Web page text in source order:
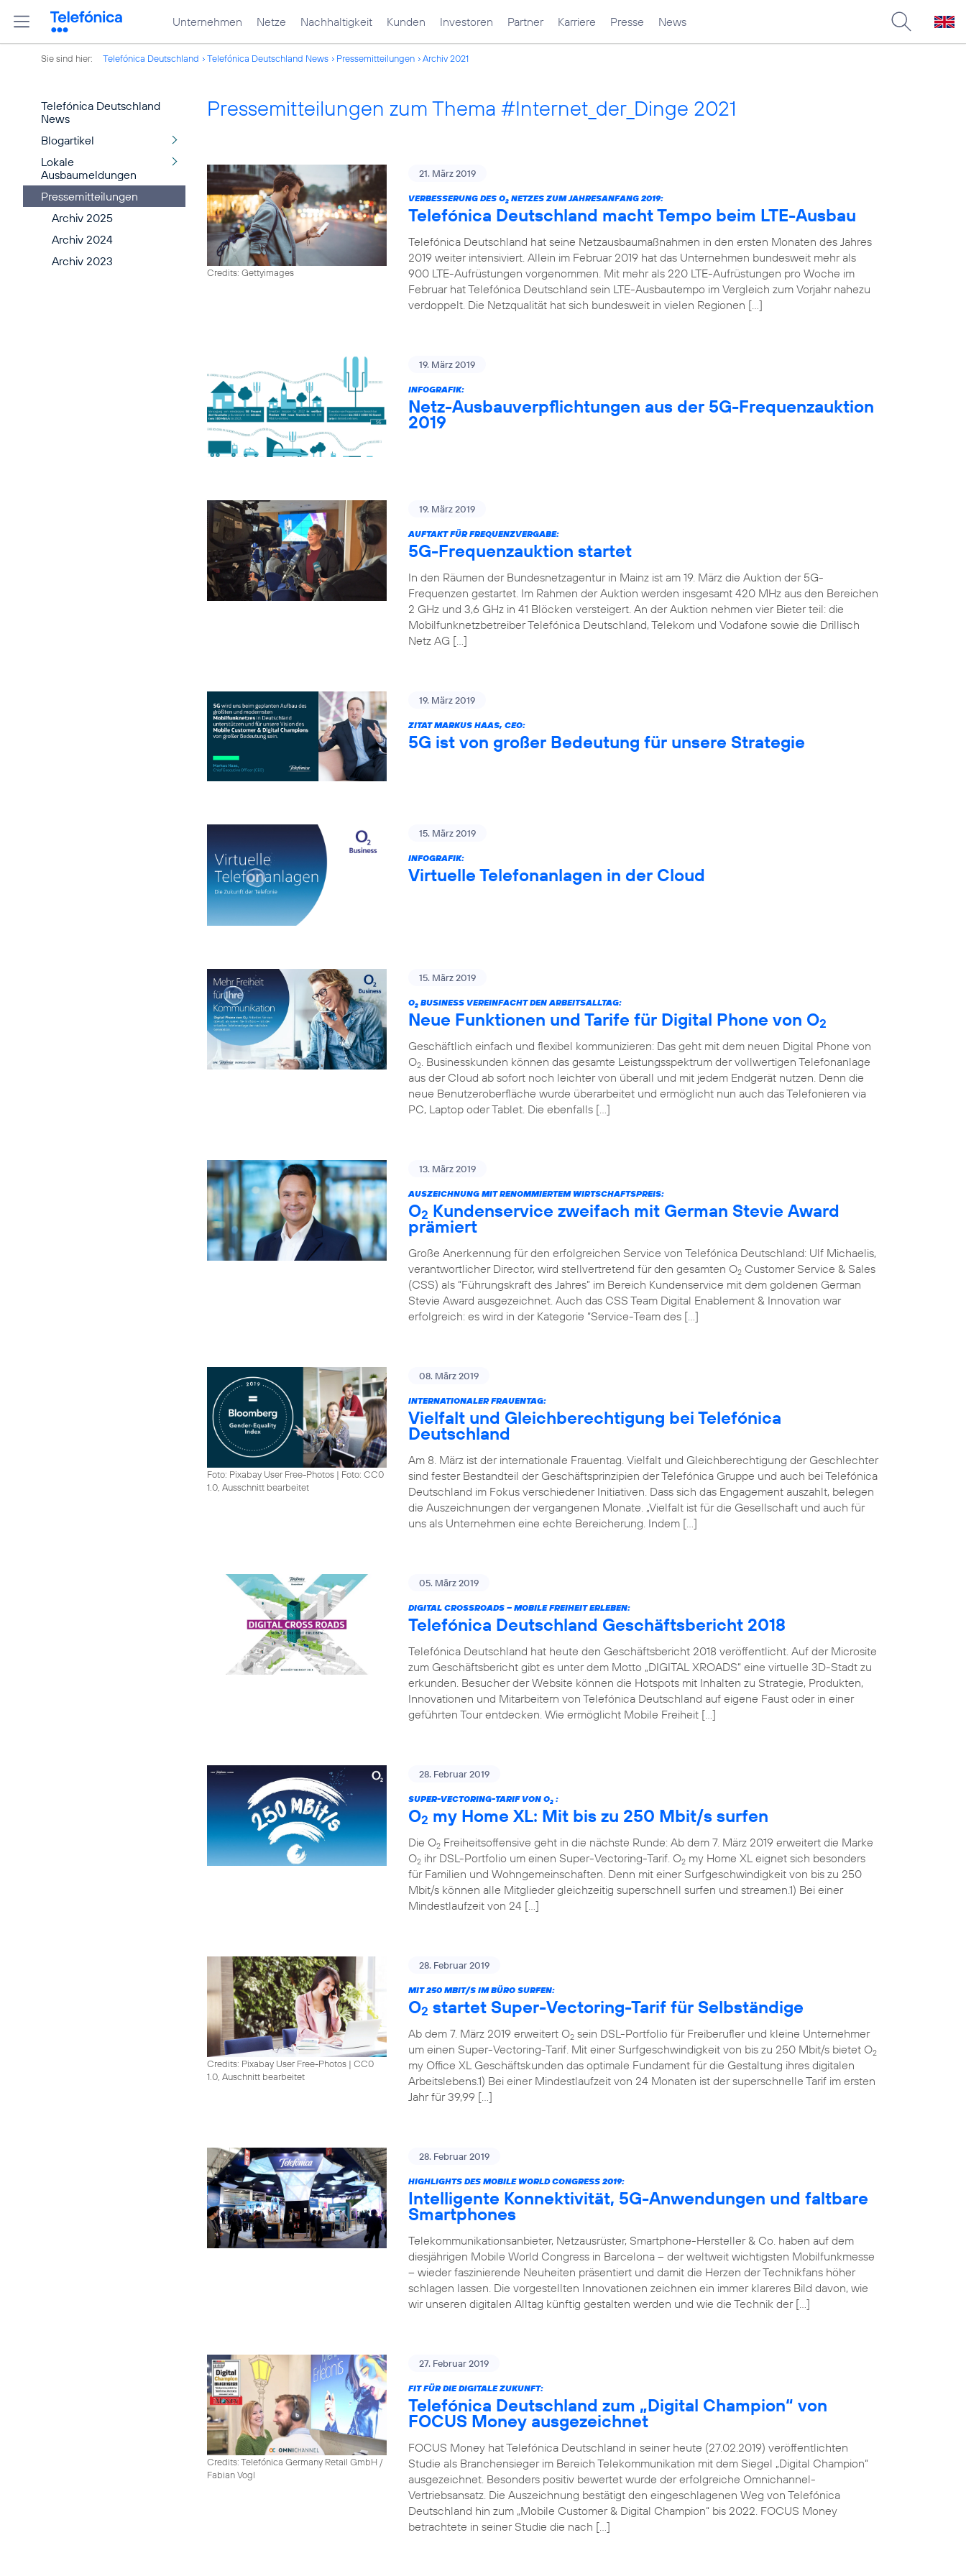
Unternehmen Netze Nachhaltigkeit Kunden Investoren Partner Karriere Presse News
Sie sind hier: Telefónica Deutschland Telefónica Deutschland News Pressemitteilungen Archiv 2021
Telefónica Deutschland
News
Blogartikel
Lokale
Ausbaumeldungen
Pressemitteilungen
Archiv 2025
Archiv 2024
Archiv 2023
Pressemitteilungen zum Thema #Internet_der_Dinge 2021
Credits: Gettyimages
21. März 2019
VERBESSERUNG DES O2 NETZES ZUM JAHRESANFANG 2019:
Telefónica Deutschland macht Tempo beim LTE-Ausbau
Telefónica Deutschland hat seine Netzausbaumaßnahmen in den ersten Monaten des Jahres
2019 weiter intensiviert. Allein im Februar 2019 hat das Unternehmen bundesweit mehr als
900 LTE-Aufrüstungen vorgenommen. Mit mehr als 220 LTE-Aufrüstungen pro Woche im
Februar hat Telefónica Deutschland sein LTE-Ausbautempo im Vergleich zum Vorjahr nahezu
verdoppelt. Die Netzqualität hat sich bundesweit in vielen Regionen […]
19. März 2019
INFOGRAFIK:
Netz-Ausbauverpflichtungen aus der 5G-Frequenzauktion
2019
19. März 2019
AUFTAKT FÜR FREQUENZVERGABE:
5G-Frequenzauktion startet
In den Räumen der Bundesnetzagentur in Mainz ist am 19. März die Auktion der 5G-
Frequenzen gestartet. Im Rahmen der Auktion werden insgesamt 420 MHz aus den Bereichen
2 GHz und 3,6 GHz in 41 Blöcken versteigert. An der Auktion nehmen vier Bieter teil: die
Mobilfunknetzbetreiber Telefónica Deutschland, Telekom und Vodafone sowie die Drillisch
Netz AG […]
19. März 2019
ZITAT MARKUS HAAS, CEO:
5G ist von großer Bedeutung für unsere Strategie
15. März 2019
INFOGRAFIK:
Virtuelle Telefonanlagen in der Cloud
15. März 2019
O2 BUSINESS VEREINFACHT DEN ARBEITSALLTAG:
Neue Funktionen und Tarife für Digital Phone von O2
Geschäftlich einfach und flexibel kommunizieren: Das geht mit dem neuen Digital Phone von
O2 . Businesskunden können das gesamte Leistungsspektrum der vollwertigen Telefonanlage
aus der Cloud ab sofort noch leichter von überall und mit jedem Endgerät nutzen. Denn die
neue Benutzeroberfläche wurde überarbeitet und ermöglicht nun auch das Telefonieren via
PC, Laptop oder Tablet. Die ebenfalls […]
13. März 2019
AUSZEICHNUNG MIT RENOMMIERTEM WIRTSCHAFTSPREIS:
O2 Kundenservice zweifach mit German Stevie Award
prämiert
Große Anerkennung für den erfolgreichen Service von Telefónica Deutschland: Ulf Michaelis,
verantwortlicher Director, wird stellvertretend für den gesamten O2 Customer Service & Sales
(CSS) als “Führungskraft des Jahres” im Bereich Kundenservice mit dem goldenen German
Stevie Award ausgezeichnet. Auch das CSS Team Digital Enablement & Innovation war
erfolgreich: es wird in der Kategorie “Service-Team des […]
Foto: Pixabay User Free-Photos | Foto: CC0
1.0, Ausschnitt bearbeitet
08. März 2019
INTERNATIONALER FRAUENTAG:
Vielfalt und Gleichberechtigung bei Telefónica
Deutschland
Am 8. März ist der internationale Frauentag. Vielfalt und Gleichberechtigung der Geschlechter
sind fester Bestandteil der Geschäftsprinzipien der Telefónica Gruppe und auch bei Telefónica
Deutschland im Fokus verschiedener Initiativen. Dass sich das Engagement auszahlt, belegen
die Auszeichnungen der vergangenen Monate. „Vielfalt ist für die Gesellschaft und auch für
uns als Unternehmen eine echte Bereicherung. Indem […]
05. März 2019
DIGITAL CROSSROADS – MOBILE FREIHEIT ERLEBEN:
Telefónica Deutschland Geschäftsbericht 2018
Telefónica Deutschland hat heute den Geschäftsbericht 2018 veröffentlicht. Auf der Microsite
zum Geschäftsbericht gibt es unter dem Motto „DIGITAL XROADS“ eine virtuelle 3D-Stadt zu
erkunden. Besucher der Website können die Hotspots mit Inhalten zu Strategie, Produkten,
Innovationen und Mitarbeitern von Telefónica Deutschland auf eigene Faust oder in einer
geführten Tour entdecken. Wie ermöglicht Mobile Freiheit […]
28. Februar 2019
SUPER-VECTORING-TARIF VON O2 :
O2 my Home XL: Mit bis zu 250 Mbit/s surfen
Die O2 Freiheitsoffensive geht in die nächste Runde: Ab dem 7. März 2019 erweitert die Marke
O2 ihr DSL-Portfolio um einen Super-Vectoring-Tarif. O2 my Home XL eignet sich besonders
für Familien und Wohngemeinschaften. Denn mit einer Surfgeschwindigkeit von bis zu 250
Mbit/s können alle Mitglieder gleichzeitig superschnell surfen und streamen.1) Bei einer
Mindestlaufzeit von 24 […]
Credits: Pixabay User Free-Photos | CC0
1.0, Auschnitt bearbeitet
28. Februar 2019
MIT 250 MBIT/S IM BÜRO SURFEN:
O2 startet Super-Vectoring-Tarif für Selbständige
Ab dem 7. März 2019 erweitert O2 sein DSL-Portfolio für Freiberufler und kleine Unternehmer
um einen Super-Vectoring-Tarif. Mit einer Surfgeschwindigkeit von bis zu 250 Mbit/s bietet O2
my Office XL Geschäftskunden das optimale Fundament für die Gestaltung ihres digitalen
Arbeitslebens.1) Bei einer Mindestlaufzeit von 24 Monaten ist der superschnelle Tarif im ersten
Jahr für 39,99 […]
28. Februar 2019
HIGHLIGHTS DES MOBILE WORLD CONGRESS 2019:
Intelligente Konnektivität, 5G-Anwendungen und faltbare
Smartphones
Telekommunikationsanbieter, Netzausrüster, Smartphone-Hersteller & Co. haben auf dem
diesjährigen Mobile World Congress in Barcelona – der weltweit wichtigsten Mobilfunkmesse
– wieder faszinierende Neuheiten präsentiert und damit die Herzen der Technikfans höher
schlagen lassen. Die vorgestellten Innovationen zeichnen ein immer klareres Bild davon, wie
wir unseren digitalen Alltag künftig gestalten werden und wie die Technik der […]
Credits: Telefónica Germany Retail GmbH /
Fabian Vogl
27. Februar 2019
FIT FÜR DIE DIGITALE ZUKUNFT:
Telefónica Deutschland zum „Digital Champion“ von
FOCUS Money ausgezeichnet
FOCUS Money hat Telefónica Deutschland in seiner heute (27.02.2019) veröffentlichten
Studie als Branchensieger im Bereich Telekommunikation mit dem Siegel „Digital Champion“
ausgezeichnet. Besonders positiv bewertet wurde der erfolgreiche Omnichannel-
Vertriebsansatz. Die Auszeichnung bestätigt den eingeschlagenen Weg von Telefónica
Deutschland hin zum „Mobile Customer & Digital Champion“ bis 2022. FOCUS Money
betrachtete in seiner Studie die nach […]